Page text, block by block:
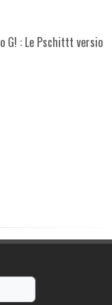
G! : Le Pschittt